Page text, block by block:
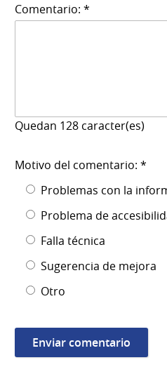
Comentario: *
Quedan 128 caracter(es)
Motivo del comentario: *
Problemas con la
Problema de
Falla técnica
Sugerencia de mejora
Otro